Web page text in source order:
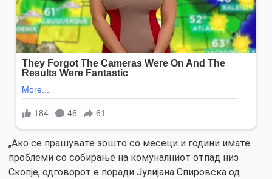
„Ако се прашувате зошто со месеци и години имате
проблеми со собирање на комуналниот отпад низ
Скопје, одговорот е поради Јулијана Спировска од